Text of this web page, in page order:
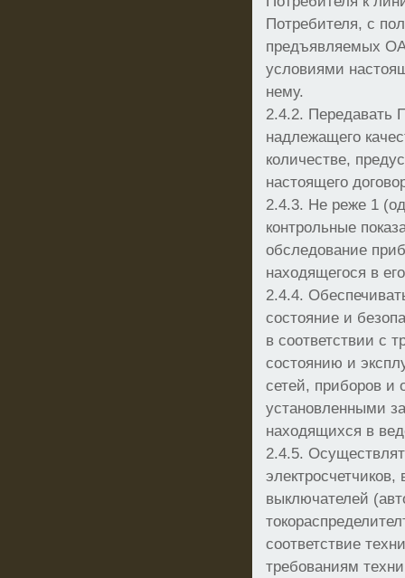
Потребителя, с
предъявляемых
условиями
нему.
2.4.2. Передавать
надлежащего
количестве,
настоящего
2.4.3. Не реже 1
контрольные
обследование
находящегося в
2.4.4.
состояние и
в соответствии с
состоянию и
сетей, приборов и
установленными
находящихся в
2.4.5.
выключателей
соответствие
требованиям